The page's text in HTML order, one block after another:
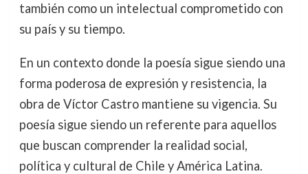
también como un intelectual comprometido con
su país y su tiempo.
En un contexto donde la poesía sigue siendo una
forma poderosa de expresión y resistencia, la
obra de Víctor Castro mantiene su vigencia. Su
poesía sigue siendo un referente para aquellos
que buscan comprender la realidad social,
política y cultural de Chile y América Latina.